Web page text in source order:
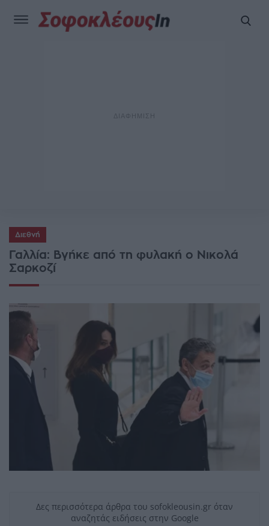
Διεθνή
Γαλλία: Βγήκε από τη φυλακή ο Νικολά
Σαρκοζί
Δες περισσότερα άρθρα του sofokleousin.gr όταν
αναζητάς ειδήσεις στην Google